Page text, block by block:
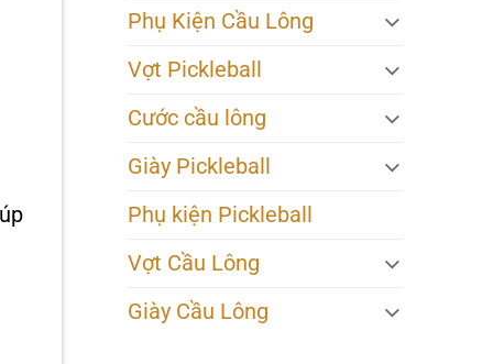
Phụ Kiện Cầu Lông
Vợt Pickleball
Cước cầu lông
Giày Pickleball
Phụ kiện Pickleball
Vợt Cầu Lông
Giày Cầu Lông